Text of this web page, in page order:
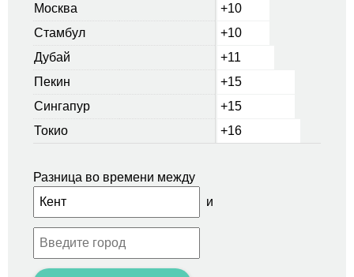
Москва
+10
Стамбул
+10
Дубай
+11
Пекин
+15
Сингапур
+15
Токио
+16
Разница во времени между
и